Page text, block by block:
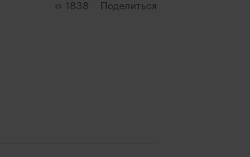
1838 Поделиться